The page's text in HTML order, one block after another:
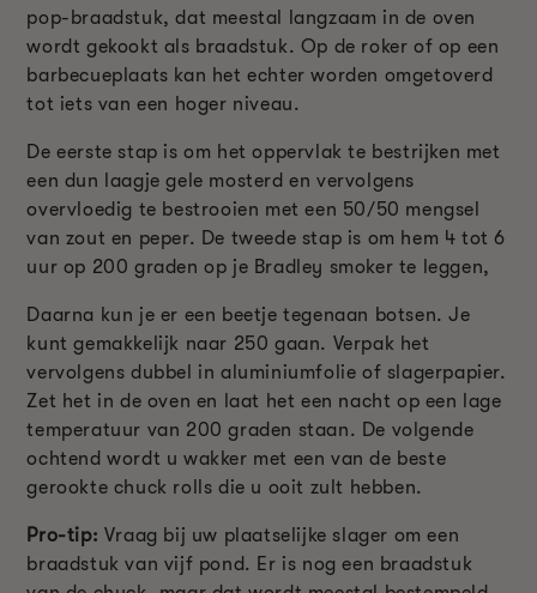
pop-braadstuk, dat meestal langzaam in de oven
wordt gekookt als braadstuk. Op de roker of op een
barbecueplaats kan het echter worden omgetoverd
tot iets van een hoger niveau.
De eerste stap is om het oppervlak te bestrijken met
een dun laagje gele mosterd en vervolgens
overvloedig te bestrooien met een 50/50 mengsel
van zout en peper. De tweede stap is om hem 4 tot 6
uur op 200 graden op je Bradley smoker te leggen,
Daarna kun je er een beetje tegenaan botsen. Je
kunt gemakkelijk naar 250 gaan. Verpak het
vervolgens dubbel in aluminiumfolie of slagerpapier.
Zet het in de oven en laat het een nacht op een lage
temperatuur van 200 graden staan. De volgende
ochtend wordt u wakker met een van de beste
gerookte chuck rolls die u ooit zult hebben.
Pro-tip: Vraag bij uw plaatselijke slager om een
braadstuk van vijf pond. Er is nog een braadstuk